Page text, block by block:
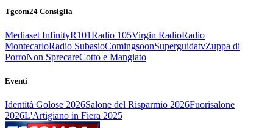
Tgcom24 Consiglia
Mediaset InfinityR101Radio 105Virgin RadioRadio
MontecarloRadio SubasioComingsoonSuperguidatvZuppa di
PorroNon SprecareCotto e Mangiato
Eventi
Identità Golose 2026Salone del Risparmio 2026Fuorisalone
2026L'Artigiano in Fiera 2025